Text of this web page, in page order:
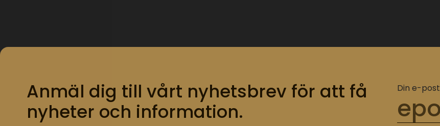
Anmäl dig till vårt nyhetsbrev för att få
nyheter och information.
Din e-post